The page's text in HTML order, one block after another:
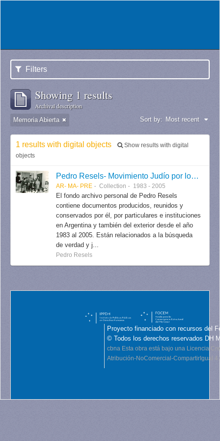
Filters
Showing 1 results
Archival description
Memoria Abierta Sort by: Most recent
1 results with digital objects
Show results with digital
objects
Pedro Resels- Movimiento Judío por los Derechos Humanos
AR- MA- PRE Collection 1983 - 2005
El fondo archivo personal de Pedro Resels
contiene documentos producidos, reunidos y
conservados por él, por particulares e instituciones
en Argentina y también del exterior desde el año
1983 al 2005. Están relacionados a la búsqueda
de verdad y j...
Pedro Resels
Proyecto financiado con recursos del
© Todos los derechos reservados DH
cbna Esta obra está bajo una Licencia
Atribución-NoComercial-CompartirIgual